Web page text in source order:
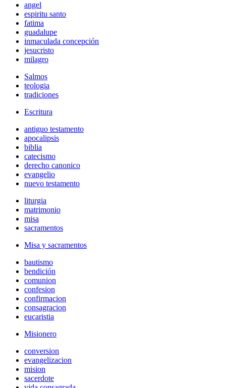
angel
espiritu santo
fatima
guadalupe
inmaculada concepción
jesucristo
milagro
Salmos
teologia
tradiciones
Escritura
antiguo testamento
apocalipsis
biblia
catecismo
derecho canonico
evangelio
nuevo testamento
liturgia
matrimonio
misa
sacramentos
Misa y sacramentos
bautismo
bendición
comunion
confesion
confirmacion
consagracion
eucaristia
Misionero
conversion
evangelizacion
mision
sacerdote